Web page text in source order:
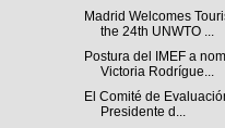
Madrid Welcomes
the 24th UNWTO ...
Postura del IMEF a
Victoria Rodrígue...
El Comité de
Presidente d...